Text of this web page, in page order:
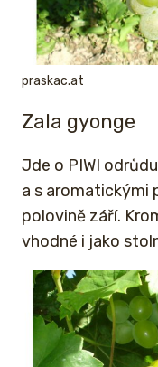
praskac.at
Zala gyonge
Jde o PIWI
a s aromatickými
polovině září.
vhodné i jako